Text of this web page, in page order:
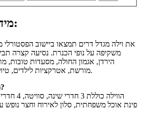
מידע על מגדל דרים:
את וילה מגדל דרים תמצאו ביישוב הפסטורלי
משקיפה על נופי הכנרת. נסיעה קצרה
הירדן, אגמון החולה, מסעדות טובות,
מורשת, אטרקציות לילדים, טיולי נחלים, תצפיות נוף ועוד.
מה מציעה הוילה לנופשים?
הווילה
פינת אוכל משפחתית, סלון לאירוח וחצר